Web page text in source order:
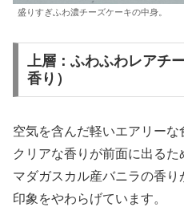
盛りすぎふわ濃チーズケーキの中身。
上層：ふわふわレアチ
香り）
空気を含んだ軽いエアリー
クリアな香りが前面に出るた
マダガスカル産バニラの香
印象をやわらげています。